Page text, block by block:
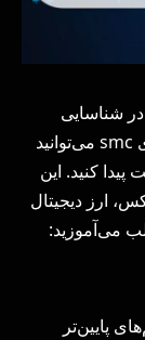
شناسایی
سیگنال‌های ورود قوی کمک می کند. با یادگیری smc می‌توانید
کنید. این
ارز دیجیتال
می‌آموزید:
پایین‌تر